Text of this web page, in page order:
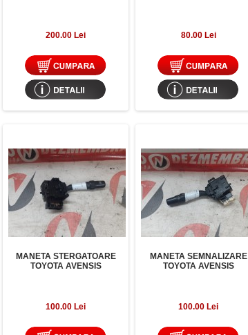
200.00 Lei 80.00 Lei
MANETA STERGATOARE
TOYOTA AVENSIS
100.00 Lei
MANETA SEMNALIZARE
TOYOTA AVENSIS
100.00 Lei